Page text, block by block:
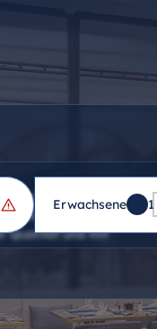
und einer Bar.
oder wählen Sie
Qualität und mit
Erwachsene 1